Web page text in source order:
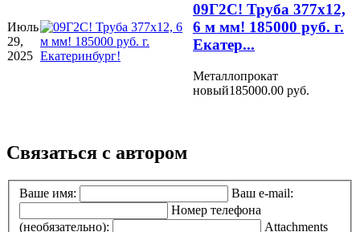
Июль
29,
2025
09Г2С! Труба 377х12,
6 м мм! 185000 руб. г.
Екатер...
Металлопрокат
новый185000.00 руб.
Связаться с автором
Ваше имя:
Ваш e-mail:
Номер телефона
(необязательно):
Attachments